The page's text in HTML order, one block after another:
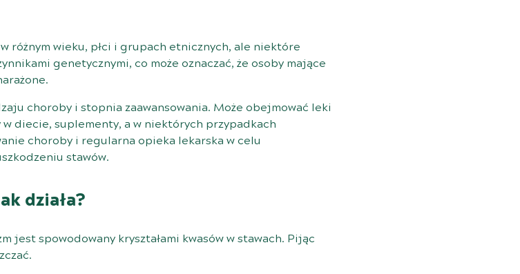
różnym wieku, płci i grupach etnicznych, ale niektóre
genetycznymi, co może oznaczać, że osoby mające
choroby i stopnia zaawansowania. Może obejmować leki
diecie, suplementy, a w niektórych przypadkach
choroby i regularna opieka lekarska w celu
stawów.
działa?
jest spowodowany kryształami kwasów w stawach. Pijąc